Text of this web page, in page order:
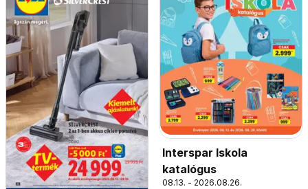
Interspar Iskola
katalógus
08.13. - 2026.08.26.